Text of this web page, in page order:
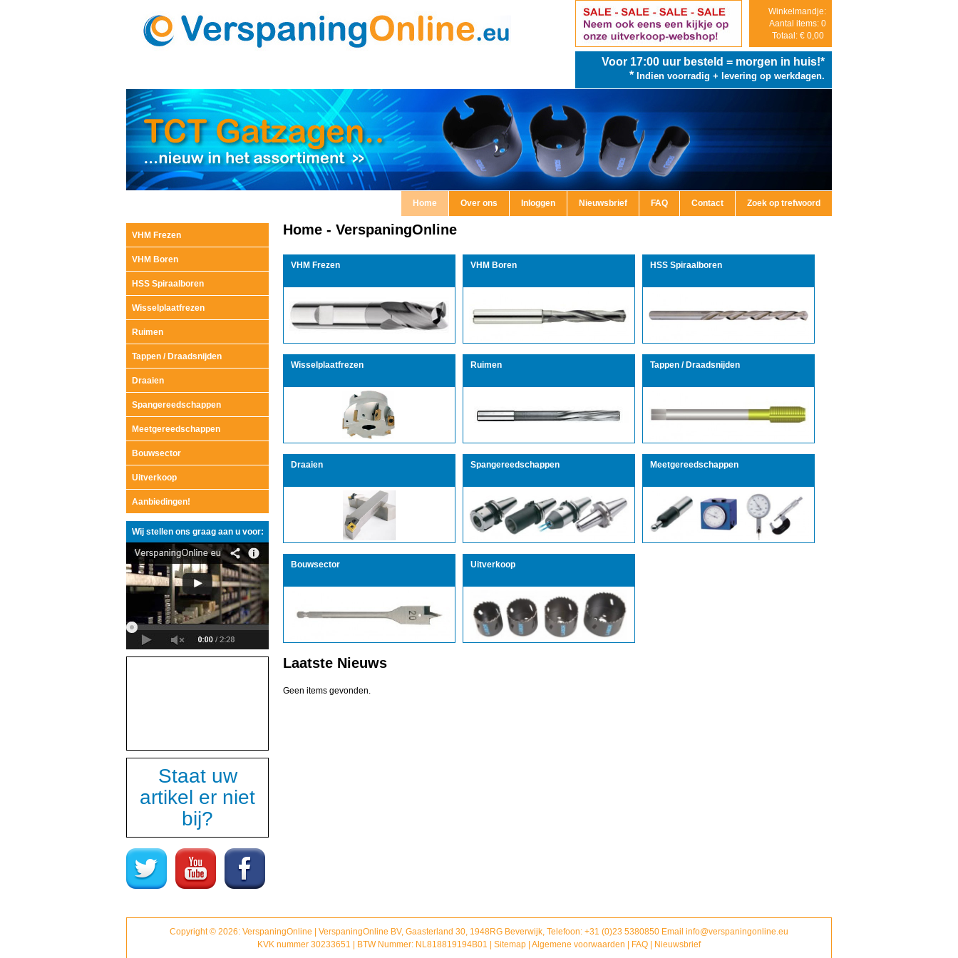
Winkelmandje:
Aantal items: 0
Totaal: € 0,00
Voor 17:00 uur besteld = morgen in huis!*
* Indien voorradig + levering op werkdagen.
Home Over ons Inloggen Nieuwsbrief FAQ Contact Zoek op trefwoord
VHM Frezen
VHM Boren
HSS Spiraalboren
Wisselplaatfrezen
Ruimen
Tappen / Draadsnijden
Draaien
Spangereedschappen
Meetgereedschappen
Bouwsector
Uitverkoop
Aanbiedingen!
Wij stellen ons graag aan u voor:
Staat uw
artikel er niet
bij?
Home - VerspaningOnline
VHM Frezen VHM Boren HSS Spiraalboren
Wisselplaatfrezen Ruimen Tappen / Draadsnijden
Draaien Spangereedschappen Meetgereedschappen
Bouwsector Uitverkoop
Laatste Nieuws
Geen items gevonden.
Copyright © 2026: VerspaningOnline | VerspaningOnline BV, Gaasterland 30, 1948RG Beverwijk, Telefoon: +31 (0)23 5380850 Email info@verspaningonline.eu
KVK nummer 30233651 | BTW Nummer: NL818819194B01 | Sitemap Algemene voorwaarden FAQ Nieuwsbrief